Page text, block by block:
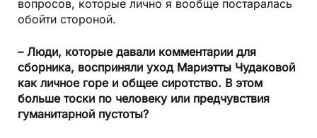
вопросов, которые лично я вообще постаралась
обойти стороной.
– Люди, которые давали комментарии для
сборника, восприняли уход Мариэтты Чудаковой
как личное горе и общее сиротство. В этом
больше тоски по человеку или предчувствия
гуманитарной пустоты?